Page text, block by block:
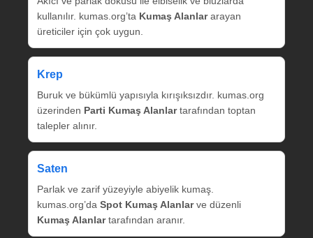
kullanılır. kumas.org’ta Kumaş Alanlararayan
üreticiler için çok uygun.
Krep
Buruk ve bükümlü yapısıyla kırışıksızdır. kumas.org
üzerinden Parti Kumaş Alanlartarafından toptan
talepler alınır.
Saten
Parlak ve zarif yüzeyiyle abiyelik kumaş.
kumas.org’da Spot Kumaş Alanlarve düzenli
Kumaş Alanlartarafından aranır.